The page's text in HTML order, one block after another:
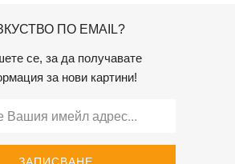
ПО EMAIL?
се, за да получавате
за нови картини!